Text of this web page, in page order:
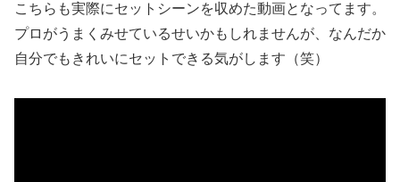
こちらも実際にセットシーンを収めた動画となってます。
プロがうまくみせているせいかもしれませんが、なんだか
自分でもきれいにセットできる気がします（笑）